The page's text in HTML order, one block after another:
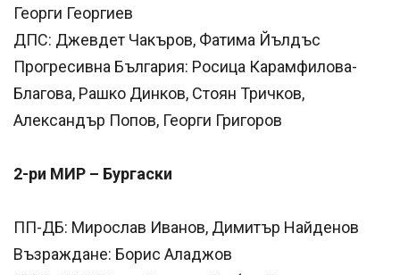
Георги Георгиев
ДПС: Джевдет Чакъров, Фатима Йълдъс
Прогресивна България: Росица Карамфилова-
Благова, Рашко Динков, Стоян Тричков,
Александър Попов, Георги Григоров
2-ри МИР – Бургаски
ПП-ДБ: Мирослав Иванов, Димитър Найденов
Възраждане: Борис Аладжов